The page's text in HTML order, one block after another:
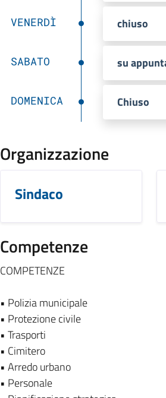
VENERDÌ chiuso
SABATO su
DOMENICA Chiuso
Organizzazione
Sindaco
Competenze
COMPETENZE
• Polizia municipale
• Protezione civile
• Trasporti
• Cimitero
• Arredo urbano
• Personale